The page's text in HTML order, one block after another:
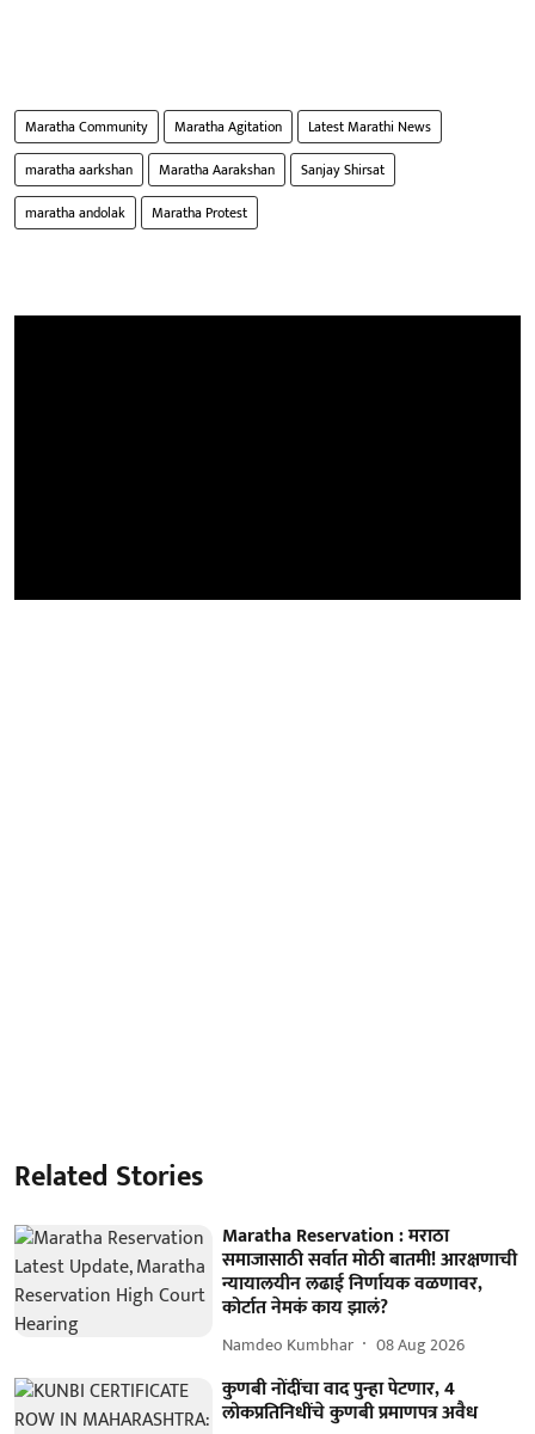
Maratha Community Maratha Agitation
Latest Marathi News
maratha aarkshan
Maratha Aarakshan
Sanjay Shirsat
maratha andolak
Maratha Protest
Related Stories
Maratha Reservation : मराठा
समाजासाठी सर्वात मोठी बातमी! आरक्षणाची
न्यायालयीन लढाई निर्णायक वळणावर,
कोर्टात नेमकं काय झालं?
Namdeo Kumbhar 08 Aug 2026
कुणबी नोंदींचा वाद पुन्हा पेटणार, 4
लोकप्रतिनिधींचे कुणबी प्रमाणपत्र अवैध